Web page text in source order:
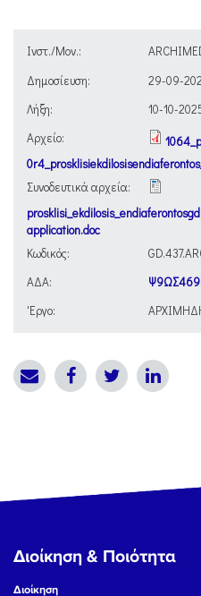
Ινστ./Μον.:
Δημοσίευση:
29-09-
Λήξη:
10-10-
Αρχείο:
Συνοδευτικά αρχεία:
application.doc
Κωδικός:
ΑΔΑ:
'Εργο:
Διοίκηση & Ποιότητα
Διοίκηση